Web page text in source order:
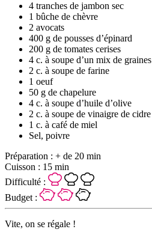
4 tranches de jambon sec
1 bûche de chèvre
2 avocats
400 g de pousses d’épinard
200 g de tomates cerises
4 c. à soupe d’un mix de graines
2 c. à soupe de farine
1 oeuf
50 g de chapelure
4 c. à soupe d’huile d’olive
2 c. à soupe de vinaigre de cidre
1 c. à café de miel
Sel, poivre
Préparation : + de 20 min
Cuisson : 15 min
Difficulté :
Budget :
Vite, on se régale !